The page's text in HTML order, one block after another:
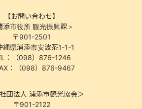
【お問い合わせ】
添市役所 観光振興課＞
〒901-2501
県浦添市安波茶1-1-1
：（098）876-1246
：（098）876-9467
団法人 浦添市観光協会＞
〒901-2122